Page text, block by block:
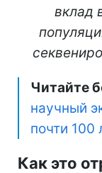
вклад
Читайте
научный
почти 100
Как это